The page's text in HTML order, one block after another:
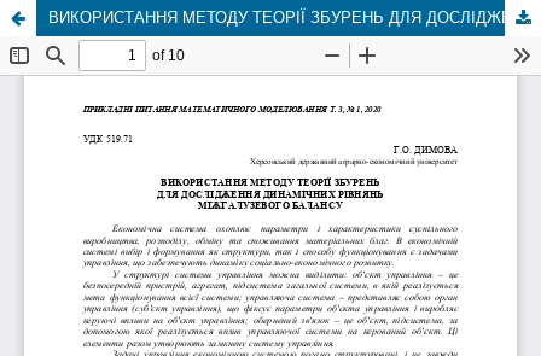
ВИКОРИСТАННЯ МЕТОДУ ТЕОРІЇ ЗБУРЕНЬ ДЛЯ ДОСЛІДЖЕННЯ ДИНАМІЧНИХ РІВНЯНЬ МІЖГАЛУЗЕВОГО БАЛАНСУ